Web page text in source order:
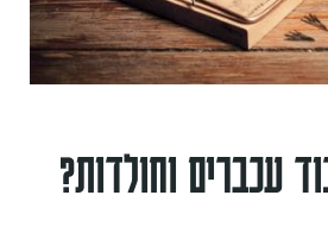
עכברים וחולדות?